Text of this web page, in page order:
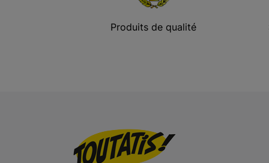
Produits de qualité